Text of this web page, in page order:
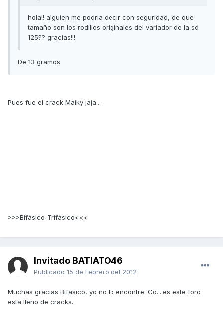
hola!! alguien me podria decir con seguridad, de que
tamaño son los rodillos originales del variador de la sd
125?? gracias!!!
De 13 gramos
Pues fue el crack Maiky jaja...
>>>Bifásico-Trifásico<<<
Invitado BATIATO46
Publicado 15 de Febrero del 2012
Muchas gracias Bifasico, yo no lo encontre. Co....es este foro
esta lleno de cracks.